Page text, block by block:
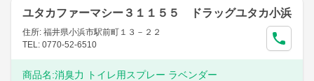
ユタカファーマシー３１１５５ ドラッグユタカ小浜
住所: 福井県小浜市駅前町１３－２２
TEL: 0770-52-6510
商品名:消臭力 トイレ用スプレー ラベンダー